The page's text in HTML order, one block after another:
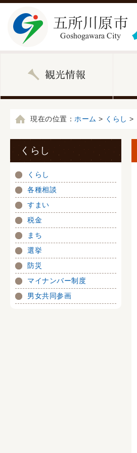
現在の位置： ホーム > くらし >
くらし
くらし
各種相談
すまい
税金
まち
選挙
防災
マイナンバー制度
男女共同参画